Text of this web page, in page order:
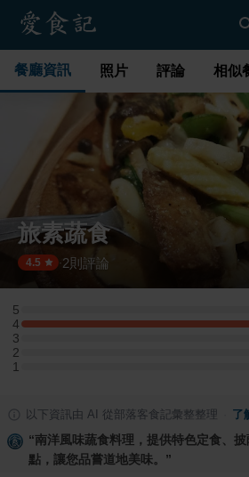
餐廳資訊 照片 評論 相似
旅素蔬食
4.5 ·2 則評論
5
5 星：0 則評論
4
4 星：1 則評論
3
3 星：0 則評論
2
2 星：0 則評論
1
1 星：0 則評論
以下資訊由 AI 從部落客食記彙整整理 了
“南洋風味蔬食料理，提供特色定食、
點，讓您品嘗道地美味。 ”